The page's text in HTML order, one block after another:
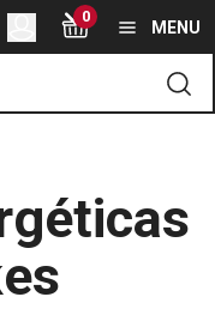
Flakes
principal
0
MENU